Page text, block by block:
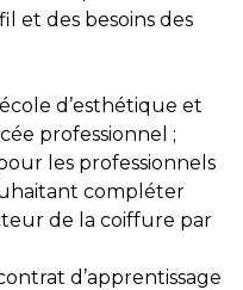
et des besoins des
d’esthétique et
professionnel ;
les professionnels
compléter
de la coiffure par
d’apprentissage